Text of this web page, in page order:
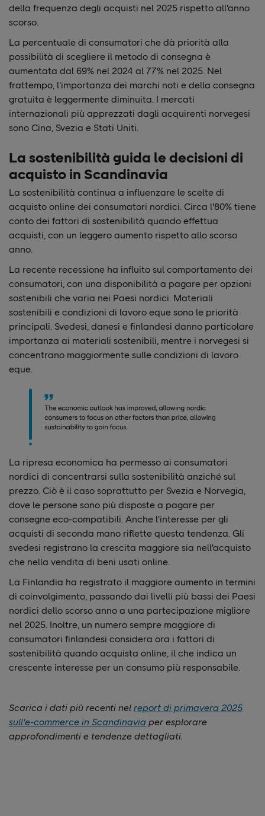
della frequenza degli acquisti nel 2025 rispetto all'anno
scorso.
La percentuale di consumatori che dà priorità alla
possibilità di scegliere il metodo di consegna è
aumentata dal 69% nel 2024 al 77% nel 2025. Nel
frattempo, l'importanza dei marchi noti e della consegna
gratuita è leggermente diminuita. I mercati
internazionali più apprezzati dagli acquirenti norvegesi
sono Cina, Svezia e Stati Uniti.
La sostenibilità guida le decisioni di
acquisto in Scandinavia
La sostenibilità continua a influenzare le scelte di
acquisto online dei consumatori nordici. Circa l'80% tiene
conto dei fattori di sostenibilità quando effettua
acquisti, con un leggero aumento rispetto allo scorso
anno.
La recente recessione ha influito sul comportamento dei
consumatori, con una disponibilità a pagare per opzioni
sostenibili che varia nei Paesi nordici. Materiali
sostenibili e condizioni di lavoro eque sono le priorità
principali. Svedesi, danesi e finlandesi danno particolare
importanza ai materiali sostenibili, mentre i norvegesi si
concentrano maggiormente sulle condizioni di lavoro
eque.
La ripresa economica ha permesso ai consumatori
nordici di concentrarsi sulla sostenibilità anziché sul
prezzo. Ciò è il caso soprattutto per Svezia e Norvegia,
dove le persone sono più disposte a pagare per
consegne eco-compatibili. Anche l'interesse per gli
acquisti di seconda mano riflette questa tendenza. Gli
svedesi registrano la crescita maggiore sia nell'acquisto
che nella vendita di beni usati online.
La Finlandia ha registrato il maggiore aumento in termini
di coinvolgimento, passando dai livelli più bassi dei Paesi
nordici dello scorso anno a una partecipazione migliore
nel 2025. Inoltre, un numero sempre maggiore di
consumatori finlandesi considera ora i fattori di
sostenibilità quando acquista online, il che indica un
crescente interesse per un consumo più responsabile.
Scarica i dati più recenti nel report di primavera 2025
sull'e-commerce in Scandinavia per esplorare
approfondimenti e tendenze dettagliati.